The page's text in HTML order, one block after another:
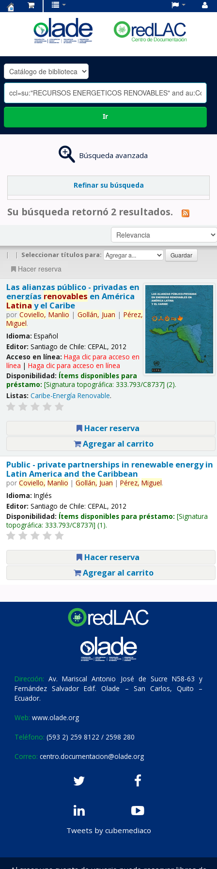
OLADE
-
Ir
Búsqueda avanzada
Refinar su búsqueda
Su búsqueda retornó 2 resultados.
| | Seleccionar títulos para:
Hacer reserva
Las alianzas público - privadas en
energías renovables en América
Latina y el Caribe
por Coviello, Manlio | Gollán, Juan | Pérez,
Miguel.
Idioma: Español
Editor: Santiago de Chile: CEPAL, 2012
Acceso en línea: Haga clic para acceso en
línea | Haga clic para acceso en línea
Disponibilidad: Ítems disponibles para
préstamo: Signatura topográfica: 333.793/C8737 (2).
Listas: Caribe-Energía Renovable.
Hacer reserva
Agregar al carrito
Public - private partnerships in renewable energy in
Latin America and the Caribbean
por Coviello, Manlio | Gollán, Juan | Pérez, Miguel.
Idioma: Inglés
Editor: Santiago de Chile: CEPAL, 2012
Disponibilidad: Ítems disponibles para préstamo: Signatura
topográfica: 333.793/C8737i (1).
Hacer reserva
Agregar al carrito
Dirección: Av. Mariscal Antonio José de Sucre N58-63 y
Fernández Salvador Edif. Olade – San Carlos, Quito –
Ecuador.
Web: www.olade.org
Teléfono: (593 2) 259 8122 / 2598 280
Correo: centro.documentacion@olade.org
Tweets by cubemediaco